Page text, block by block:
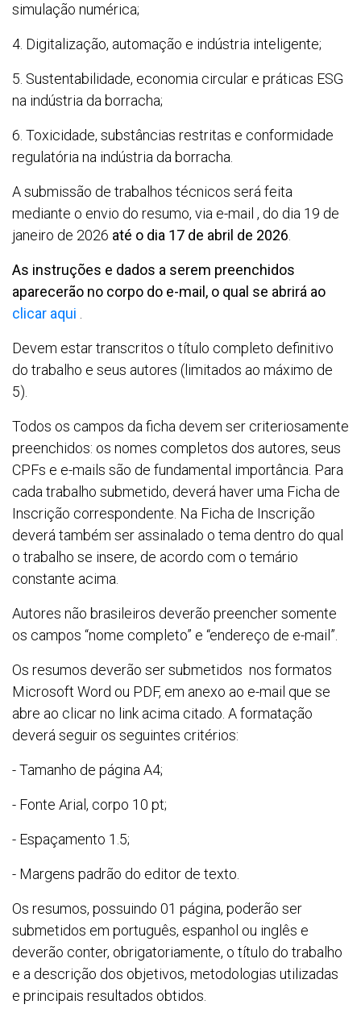
simulação numérica;
4. Digitalização, automação e indústria inteligente;
5. Sustentabilidade, economia circular e práticas ESG
na indústria da borracha;
6. Toxicidade, substâncias restritas e conformidade
regulatória na indústria da borracha.
A submissão de trabalhos técnicos será feita
mediante o envio do resumo, via e-mail , do dia 19 de
janeiro de 2026 até o dia 17 de abril de 2026
As instruções e dados a serem preenchidos
aparecerão no corpo do e-mail, o qual se abrirá ao
clicar aqui
Devem estar transcritos o título completo definitivo
do trabalho e seus autores (limitados ao máximo de
5).
Todos os campos da ficha devem ser criteriosamente
preenchidos: os nomes completos dos autores, seus
CPFs e e-mails são de fundamental importância. Para
cada trabalho submetido, deverá haver uma Ficha de
Inscrição correspondente. Na Ficha de Inscrição
deverá também ser assinalado o tema dentro do qual
o trabalho se insere, de acordo com o temário
constante acima.
Autores não brasileiros deverão preencher somente
os campos “nome completo” e “endereço de e-mail”.
Os resumos deverão ser submetidos nos formatos
Microsoft Word ou PDF, em anexo ao e-mail que se
abre ao clicar no link acima citado. A formatação
deverá seguir os seguintes critérios:
- Tamanho de página A4;
- Fonte Arial, corpo 10 pt;
- Espaçamento 1.5;
- Margens padrão do editor de texto.
Os resumos, possuindo 01 página, poderão ser
submetidos em português, espanhol ou inglês e
deverão conter, obrigatoriamente, o título do trabalho
e a descrição dos objetivos, metodologias utilizadas
e principais resultados obtidos.